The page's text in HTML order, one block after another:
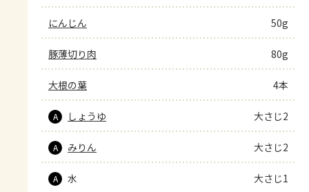
にんじん 50g
豚薄切り肉 80g
大根の葉 4本
A しょうゆ 大さじ2
A みりん 大さじ2
A 水 大さじ1